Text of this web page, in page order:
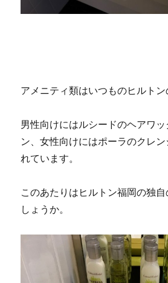
アメニティ類はいつものヒルトン
男性向けにはルシードのヘアワ
ン、女性向けにはポーラのクレ
れています。
このあたりはヒルトン福岡の独
しょうか。